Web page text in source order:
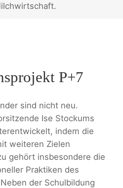
P+7
sind nicht neu.
Ise Stockums
indem die
weiteren Zielen
gehört insbesondere die
Praktiken des
der Schulbildung